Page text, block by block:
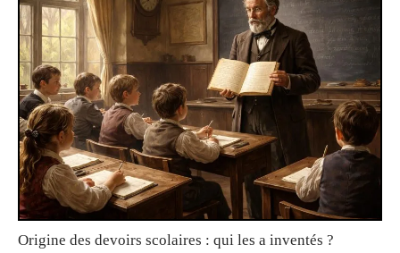
Origine des devoirs scolaires : qui les a inventés ?